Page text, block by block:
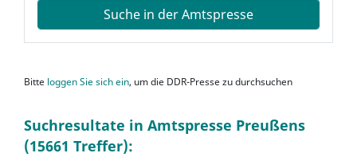
Suche in der Amtspresse
Bitte loggen Sie sich ein, um die DDR-Presse zu durchsuchen
Suchresultate in Amtspresse Preußens
(15661 Treffer):